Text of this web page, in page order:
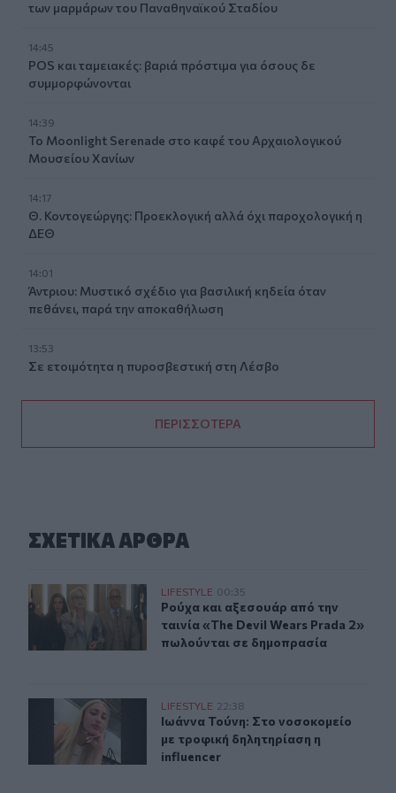
των μαρμάρων του Παναθηναϊκού Σταδίου
14:45
POS και ταμειακές: βαριά πρόστιμα για όσους δε
συμμορφώνονται
14:39
To Moonlight Serenade στο καφέ του Αρχαιολογικού
Μουσείου Χανίων
14:17
Θ. Κοντογεώργης: Προεκλογική αλλά όχι παροχολογική η
ΔΕΘ
14:01
Άντριου: Μυστικό σχέδιο για βασιλική κηδεία όταν
πεθάνει, παρά την αποκαθήλωση
13:53
Σε ετοιμότητα η πυροσβεστική στη Λέσβο
ΠΕΡΙΣΣΟΤΕΡΑ
ΣΧΕΤΙΚA AΡΘΡΑ
Ρούχα και αξεσουάρ από την ταινία «The Devil Wears
LIFESTYLE 00:35
Ρούχα και αξεσουάρ από την
Ρούχα και αξεσουάρ από την
ταινία «The Devil Wears Prada 2»
πωλούνται σε δημοπρασία
Ιωάννα Τούνη: Στο νοσοκομείο με τροφική
LIFESTYLE 22:38
Ιωάννα Τούνη: Στο νοσοκομείο με
Ιωάννα Τούνη: Στο νοσοκομείο
με τροφική δηλητηρίαση η
influencer